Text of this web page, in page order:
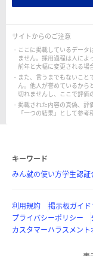
サイトからのご注意
ここに掲載しているデータ
ません。採用過程は人に
前年と大幅に変更される場
また、言うまでもないこ
ん。他人が誉めているから
切れませんし、ここで評価
掲載された内容の真偽、評
「一つの結果」として参考
キーワード
みん就の使い方学生認証
利用規約 掲示板ガイド
プライバシーポリシー
カスタマーハラスメント